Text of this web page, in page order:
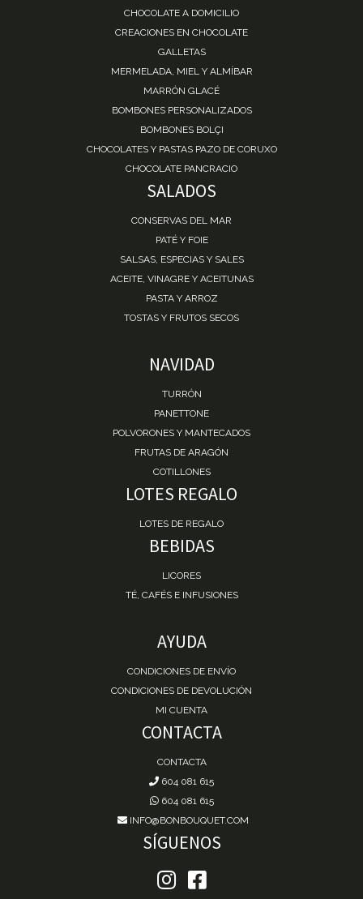
CHOCOLATE A DOMICILIO
CREACIONES EN CHOCOLATE
GALLETAS
MERMELADA, MIEL Y ALMÍBAR
MARRÓN GLACÉ
BOMBONES PERSONALIZADOS
BOMBONES BOLÇI
CHOCOLATES Y PASTAS PAZO DE CORUXO
CHOCOLATE PANCRACIO
SALADOS
CONSERVAS DEL MAR
PATÉ Y FOIE
SALSAS, ESPECIAS Y SALES
ACEITE, VINAGRE Y ACEITUNAS
PASTA Y ARROZ
TOSTAS Y FRUTOS SECOS
NAVIDAD
TURRÓN
PANETTONE
POLVORONES Y MANTECADOS
FRUTAS DE ARAGÓN
COTILLONES
LOTES REGALO
LOTES DE REGALO
BEBIDAS
LICORES
TÉ, CAFÉS E INFUSIONES
AYUDA
CONDICIONES DE ENVÍO
CONDICIONES DE DEVOLUCIÓN
MI CUENTA
CONTACTA
CONTACTA
604 081 615
604 081 615
INFO@BONBOUQUET.COM
SÍGUENOS